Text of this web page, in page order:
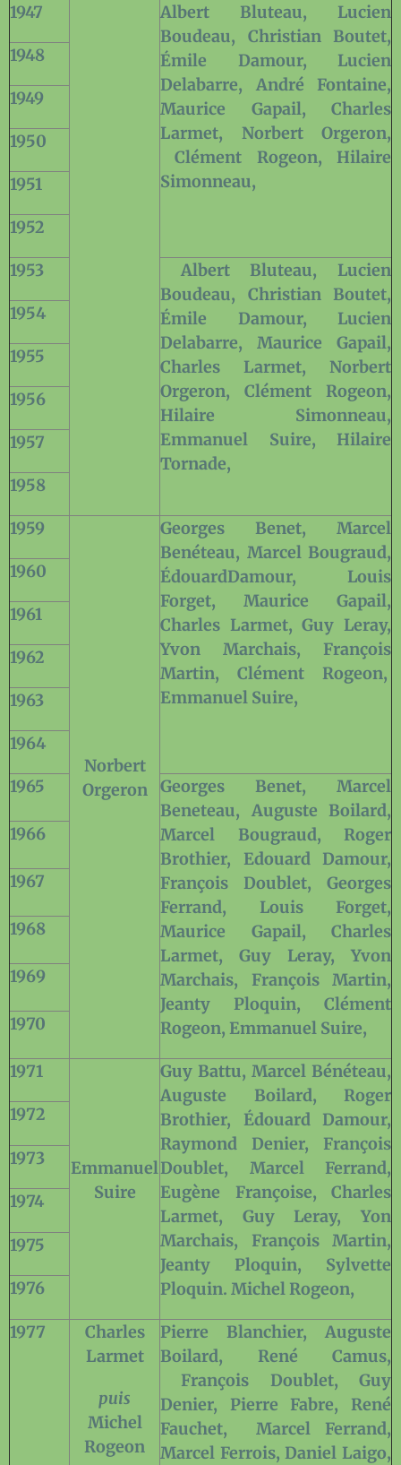
1947
Albert Bluteau, Lucien
Boudeau, Christian Boutet,
Émile Damour, Lucien
Delabarre, André Fontaine,
Maurice Gapail, Charles
Larmet, Norbert Orgeron,
Clément Rogeon, Hilaire
Simonneau,
1948
1949
1950
1951
1952
1953
Albert Bluteau, Lucien
Boudeau, Christian Boutet,
Émile Damour, Lucien
Delabarre, Maurice Gapail,
Charles Larmet, Norbert
Orgeron, Clément Rogeon,
Hilaire Simonneau,
Emmanuel Suire, Hilaire
Tornade,
1954
1955
1956
1957
1958
1959
Norbert
Orgeron
Georges Benet, Marcel
Benéteau, Marcel Bougraud,
ÉdouardDamour,
Louis
Forget, Maurice Gapail,
Charles Larmet, Guy Leray,
Yvon Marchais, François
Martin, Clément Rogeon,
Emmanuel Suire,
1960
1961
1962
1963
1964
1965
Georges Benet, Marcel
Beneteau, Auguste Boilard,
Marcel Bougraud, Roger
Brothier, Edouard Damour,
François Doublet, Georges
Ferrand, Louis Forget,
Maurice Gapail, Charles
Larmet, Guy Leray, Yvon
Marchais, François Martin,
Jeanty Ploquin, Clément
Rogeon, Emmanuel Suire,
1966
1967
1968
1969
1970
1971
Emmanuel
Suire
Guy Battu, Marcel Bénéteau,
Auguste Boilard, Roger
Brothier, Édouard Damour,
Raymond Denier, François
Doublet, Marcel Ferrand,
Eugène Françoise, Charles
Larmet, Guy Leray, Yon
Marchais, François Martin,
Jeanty Ploquin, Sylvette
Ploquin. Michel Rogeon,
1972
1973
1974
1975
1976
1977
Charles
Larmet
puis
Michel
Rogeon
Pierre Blanchier, Auguste
Boilard, René Camus,
François Doublet, Guy
Denier, Pierre Fabre, René
Fauchet,
Marcel Ferrand,
Marcel Ferrois, Daniel Laigo,